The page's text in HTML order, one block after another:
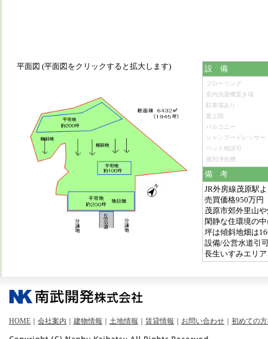
平面図 (平面図をクリックすると拡大します) 設 備
フローリング
室内洗濯機置き場
駐車場あり
最上階
バルコニー
シャンプードレッサー
ペット相談可
個別浄化槽
備 考
JR外房線茂原駅
売買価格950万円
茂原市郊外里山
閑静な住環境の
坪は傾斜地畑は
設備/公営水道引
長生いすみエリア
HOME 会社案内 建物情報 土地情報 賃貸情報 お問い合わせ 初めての